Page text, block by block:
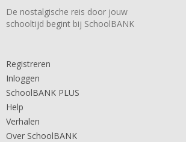
De nostalgische reis door jouw
schooltijd begint bij SchoolBANK
Registreren
Inloggen
SchoolBANK PLUS
Help
Verhalen
Over SchoolBANK